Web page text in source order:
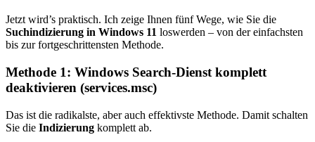
Jetzt wird’s praktisch. Ich zeige Ihnen fünf Wege, wie Sie die
Suchindizierung in Windows 11 loswerden – von der einfachsten
bis zur fortgeschrittensten Methode.
Methode 1: Windows Search-Dienst komplett
deaktivieren (services.msc)
Das ist die radikalste, aber auch effektivste Methode. Damit schalten
Sie die Indizierung komplett ab.